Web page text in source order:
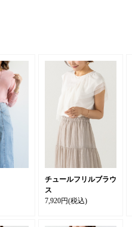
チュールフリルブラウ
ス
7,920円(税込)